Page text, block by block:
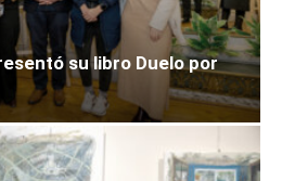
su libro Duelo por